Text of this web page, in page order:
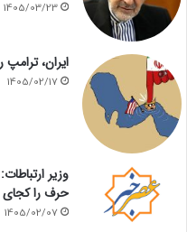
1405/03/23
ایران،
1405/02/17
وزیر
حرف را کجای
1405/02/07